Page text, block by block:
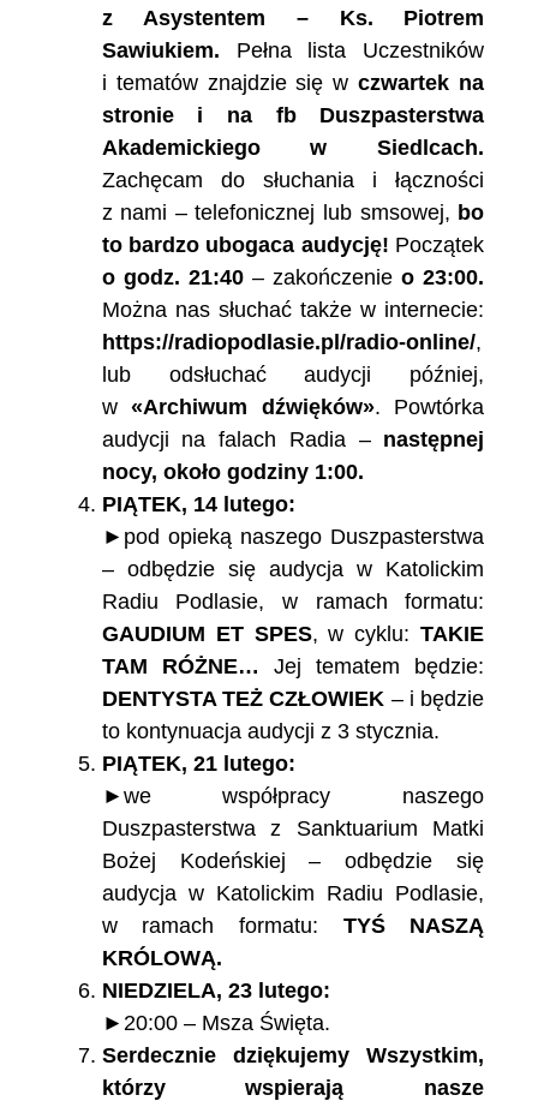
z Asystentem – Ks. Piotrem
Sawiukiem. Pełna lista Uczestników
i tematów znajdzie się wczwartek na
stronie i na fb Duszpasterstwa
Akademickiego w Siedlcach.
Zachęcam do słuchania i łączności
z nami – telefonicznej lub smsowej, bo
to bardzo ubogaca audycję! Początek
o godz. 21:40– zakończenieo 23:00.
Można nas słuchać także w internecie:
https://radiopodlasie.pl/radio-online/,
lub odsłuchać audycji później,
w«Archiwum dźwięków». Powtórka
audycji na falach Radia – następnej
nocy, około godziny 1:00.
PIĄTEK, 14 lutego:
►pod opieką naszego Duszpasterstwa
– odbędzie się audycja w Katolickim
Radiu Podlasie, w ramach formatu:
GAUDIUM ET SPES, w cyklu: TAKIE
TAM RÓŻNE… Jej tematem będzie:
DENTYSTA TEŻ CZŁOWIEK – i będzie
to kontynuacja audycji z 3 stycznia.
PIĄTEK, 21 lutego:
►we współpracy naszego
Duszpasterstwa z Sanktuarium Matki
Bożej Kodeńskiej – odbędzie się
audycja w Katolickim Radiu Podlasie,
w ramach formatu: TYŚ NASZĄ
KRÓLOWĄ.
NIEDZIELA, 23 lutego:
►20:00 – Msza Święta.
Serdecznie dziękujemy Wszystkim,
którzy wspierają nasze